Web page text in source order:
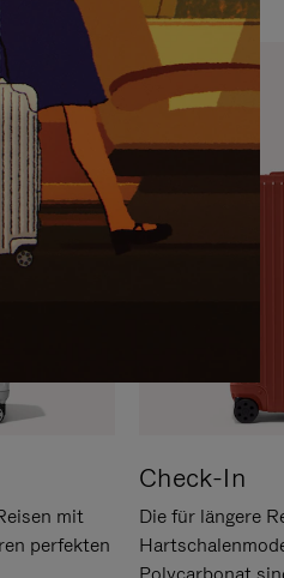
mit
perfekten
Check-In
Die für längere